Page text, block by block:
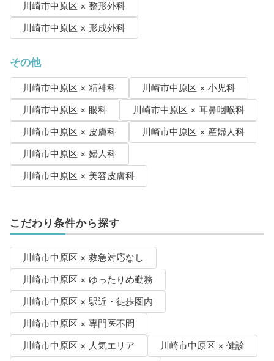
川崎市中原区 × 整形外科
川崎市中原区 × 形成外科
その他
川崎市中原区 × 精神科
川崎市中原区 × 小児科
川崎市中原区 × 眼科
川崎市中原区 × 耳鼻咽喉科
川崎市中原区 × 皮膚科
川崎市中原区 × 産婦人科
川崎市中原区 × 婦人科
川崎市中原区 × 美容皮膚科
こだわり条件から探す
川崎市中原区 × 救急対応なし
川崎市中原区 × ゆったりめ勤務
川崎市中原区 × 駅近・徒歩圏内
川崎市中原区 × 専門医不問
川崎市中原区 × 人気エリア
川崎市中原区 × 健診